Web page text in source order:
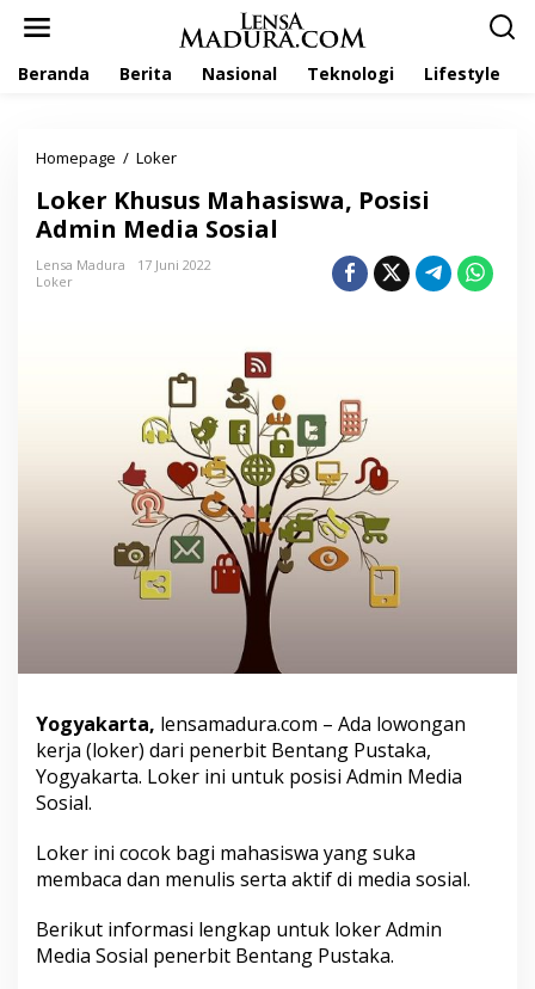
Beranda Berita Nasional Teknologi Lifestyle
Homepage / Loker
k
e
r
K
s
a
h
a
s
i
s
w
a
i
i
A
d
m
M
e
d
a
S
Loker Khusus Mahasiswa, Posisi
Admin Media Sosial
Lensa Madura
17 Juni 2022
Loker
Yogyakarta, lensamadura.com – Ada lowongan
kerja (loker) dari penerbit Bentang Pustaka,
Yogyakarta. Loker ini untuk posisi Admin Media
Sosial.
Loker ini cocok bagi mahasiswa yang suka
membaca dan menulis serta aktif di media sosial.
Berikut informasi lengkap untuk loker Admin
Media Sosial penerbit Bentang Pustaka.